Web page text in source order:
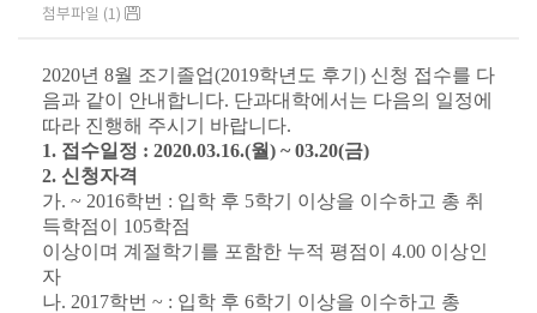
첨부파일 (1)
2020년 8월 조기졸업(2019학년도 후기 ) 신청 접수를 다
음과 같이 안내합니다. 단과대학에서는 다음의 일정에
따라 진행해 주시기 바랍니다.
1. 접수일정 : 2020.03.16.(월) ~ 03.20(금)
2. 신청자격
가. ~ 2016학번 : 입학 후 5학기 이상을 이수하고 총 취
득학점이 105학점
이상이며 계절학기를 포함한 누적 평점이 4.00 이상인
자
나. 2017학번 ~ : 입학 후 6학기 이상을 이수하고 총